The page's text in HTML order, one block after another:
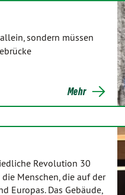
sondern müssen
Mehr
Revolution 30
Menschen, die auf der
Europas. Das Gebäude,